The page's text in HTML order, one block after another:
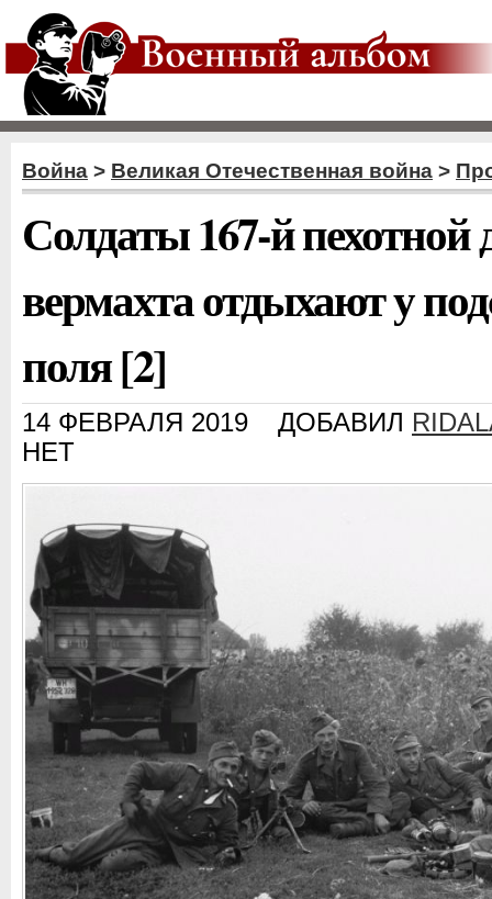
Война > Великая Отечественная война >
Солдаты 167-й пехотной
вермахта отдыхают у
поля [2]
14 ФЕВРАЛЯ 2019 ДОБАВИЛ
НЕТ